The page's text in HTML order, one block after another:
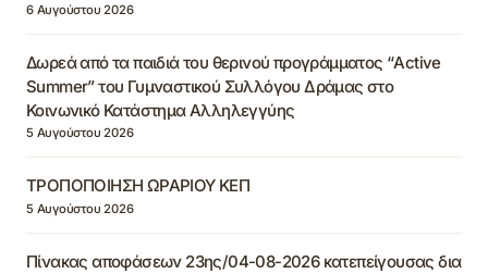
6 Αυγούστου 2026
Δωρεά από τα παιδιά του θερινού προγράμματος “Active
Summer” του Γυμναστικού Συλλόγου Δράμας στο
Κοινωνικό Κατάστημα Αλληλεγγύης
5 Αυγούστου 2026
ΤΡΟΠΟΠΟΙΗΣΗ ΩΡΑΡΙΟΥ ΚΕΠ
5 Αυγούστου 2026
Πίνακας αποφάσεων 23ης/04-08-2026 κατεπείγουσας δια